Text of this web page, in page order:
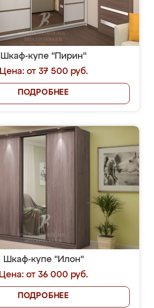
Шкаф-купе "Пирин"
Цена: от 37 500 руб.
ПОДРОБНЕЕ
Шкаф-купе "Илон"
Цена: от 36 000 руб.
ПОДРОБНЕЕ